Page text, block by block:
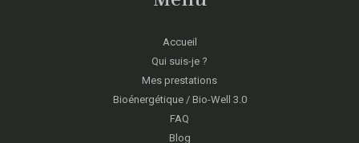
Accueil
Qui suis-je ?
Mes prestations
Bioénergétique / Bio-Well 3.0
FAQ
Blog